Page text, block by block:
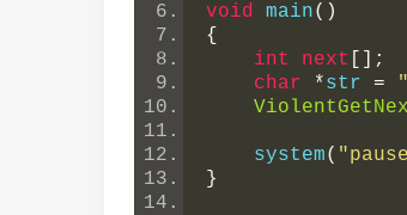
void main()
{
int
next
[];
char
*str =
    system
(
}